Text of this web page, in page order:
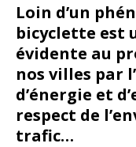
Loin d’un
bicyclette est
évidente au
nos villes par
d’énergie et
respect de
trafic…